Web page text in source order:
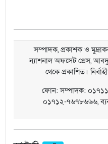
সম্পাদক, প্রকাশক ও
ন্যাশনাল অফসেট প্রেস,
থেকে প্রকাশিত।
ফোন: সম্পাদক:
০১৭১২-৭৬৭৮৬৬৬,